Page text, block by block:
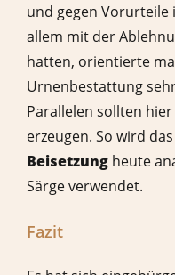
und gegen
allem mit der
hatten, orientierte
Urnenbestattung
Parallelen sollten
erzeugen. So wird
Beisetzung heute
Särge verwendet.
Fazit